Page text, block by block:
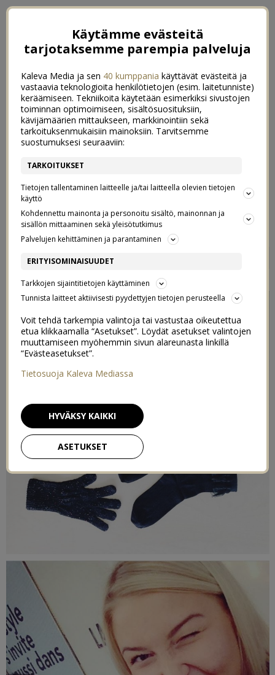
JA NIIN SEKIN MENI
Käytämme evästeitä
tarjotaksemme parempia palveluja
Kaleva Media ja sen 40 kumppania käyttävät evästeitä ja
vastaavia teknologioita henkilötietojen (esim. laitetunniste)
keräämiseen. Tekniikoita käytetään esimerkiksi sivustojen
toiminnan optimoimiseen, sisältösuosituksiin,
kävijämäärien mittaukseen, markkinointiin sekä
tarkoituksenmukaisiin mainoksiin. Tarvitsemme
suostumuksesi seuraaviin:
TARKOITUKSET
Tietojen tallentaminen laitteelle ja/tai laitteella olevien tietojen
käyttö
Kohdennettu mainonta ja personoitu sisältö, mainonnan ja
sisällön mittaaminen sekä yleisötutkimus
Palvelujen kehittäminen ja parantaminen
ERITYISOMINAISUUDET
Tarkkojen sijaintitietojen käyttäminen
Tunnista laitteet aktiivisesti pyydettyjen tietojen perusteella
Voit tehdä tarkempia valintoja tai vastustaa oikeutettua
etua klikkaamalla “Asetukset”. Löydät asetukset valintojen
muuttamiseen myöhemmin sivun alareunasta linkillä
“Evästeasetukset”.
Tietosuoja Kaleva Mediassa
ASETUKSET
HYVÄKSY KAIKKI